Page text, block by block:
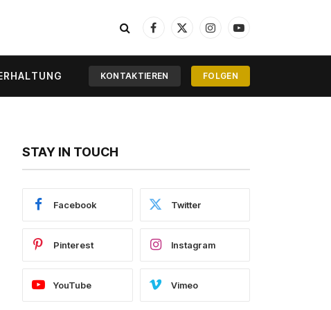
Facebook
X
InstagramYouTube
KONTAKTIEREN FOLGEN
STAY IN TOUCH
Facebook Twitter
Pinterest Instagram
YouTube Vimeo